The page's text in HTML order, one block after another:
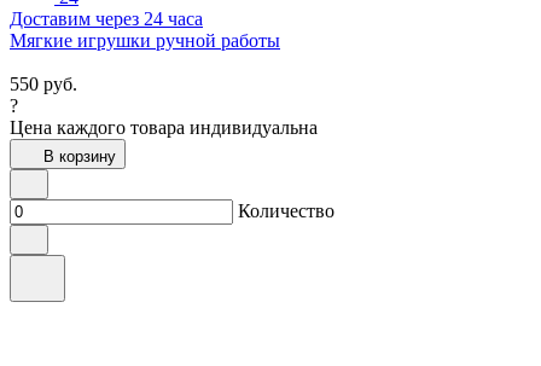
Доставим через 24 часа
Мягкие игрушки ручной работы
550 руб.
?
Цена каждого товара индивидуальна
В корзину
Количество